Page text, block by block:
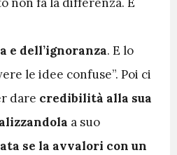
e dell’ignoranza. E lo
le idee confuse”. Poi ci
dare credibilità alla sua
a suo
se la avvalori con un